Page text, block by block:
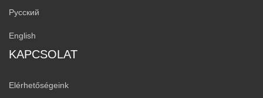
Русский
English
KAPCSOLAT
Elérhetőségeink